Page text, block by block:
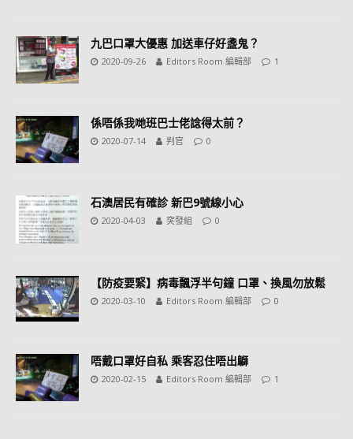
九巴口罩大優惠 加送車仔好盞鬼？
2020-09-26 Editors Room 編輯部 1
係唔係我哋班巴士佬諗得太前？
2020-07-14 判官 0
石澳居民有確診 新巴9號線小心
2020-04-03 突發組 0
【防疫要緊】病毒飄浮半句鐘 口罩、換風勿放鬆
2020-03-10 Editors Room 編輯部 0
唔戴口罩好自私 乘客忍住唔出鶳
2020-02-15 Editors Room 編輯部 1